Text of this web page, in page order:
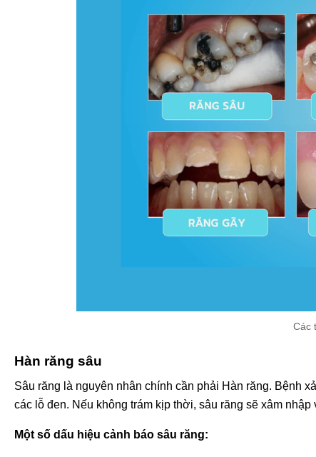
Các
Hàn răng sâu
Sâu răng là nguyên nhân chính cần phải Hàn răng. Bệnh
các lỗ đen. Nếu không trám kịp thời, sâu răng sẽ xâm
Một số dấu hiệu cảnh báo sâu răng: